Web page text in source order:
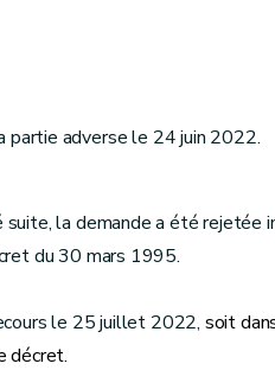
partie adverse le 24 juin 2022.
suite, la demande a été
du 30 mars 1995.
le 25 juillet 2022, soit
décret.